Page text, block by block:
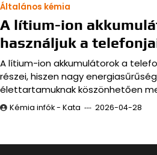
Általános kémia
A lítium-ion
használjuk a
A lítium-ion akkumulátorok a
részei, hiszen nagy
élettartamuknak köszönhetően
Kémia infók - Kata 2026-04-28